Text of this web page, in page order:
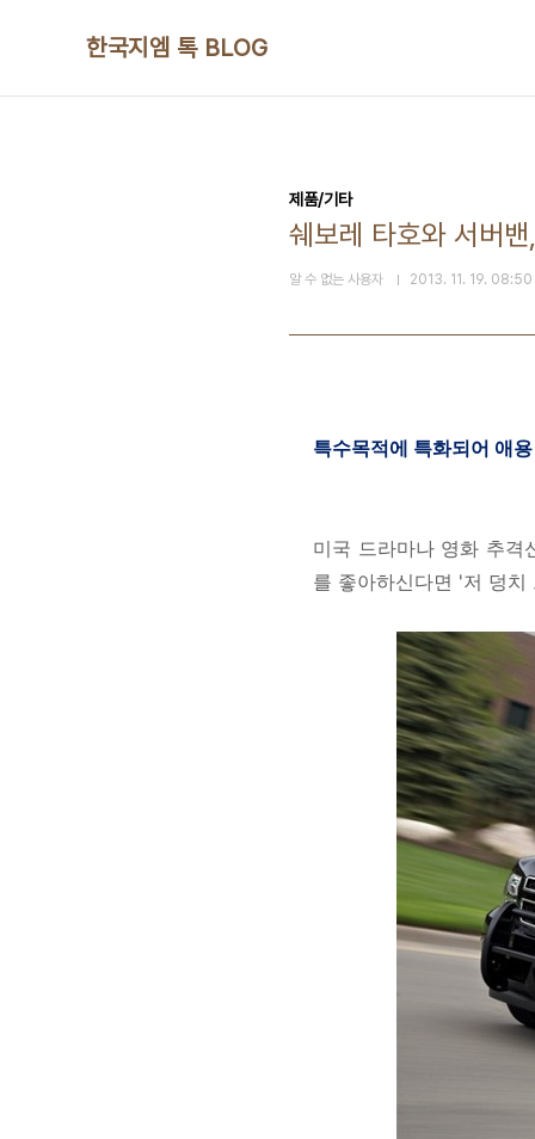
한국지엠 톡 BLOG
제품/기타
쉐보레 타호와 서버
알 수 없는 사용자 2013. 11. 19. 08:50
특수목적에 특화되어 애
미국 드라마나 영화 추
를 좋아하신다면 '저 덩